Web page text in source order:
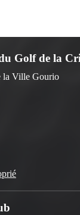
Golf de la
la Ville Gourio